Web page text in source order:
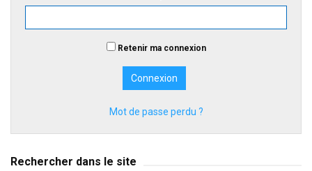
Retenir ma connexion
Mot de passe perdu ?
Rechercher dans le site